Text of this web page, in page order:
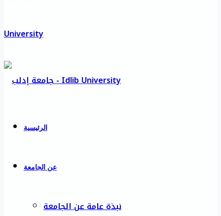
الرئيسية
عن الجامعة
نبذة عامة عن الجامعة